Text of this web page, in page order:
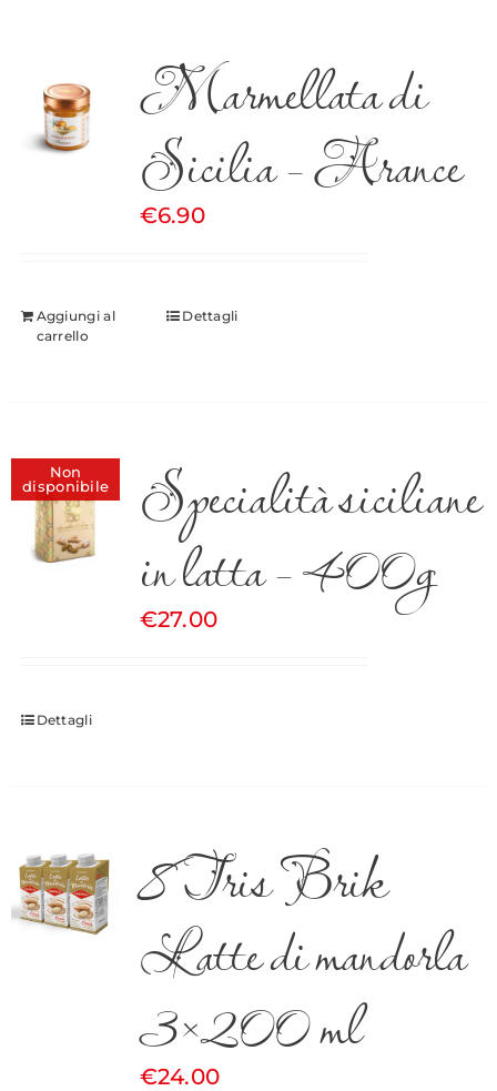
Marmellata di
Sicilia – Arance
€6.90
Aggiungi al
carrello
Dettagli
Non
disponibile
Specialità siciliane
in latta – 400g
€27.00
Dettagli
8 Tris Brik
Latte di mandorla
3×200 ml
€24.00